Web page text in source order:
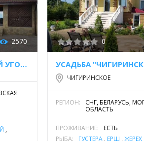
2570
АГРОУСАДЬБА "МЕДВЕЖИЙ УГОЛ"
,
0
ЧИГИРИНСКОЕ
РЕГИОН:
СНГ, БЕЛАРУСЬ,
ОБЛАСТЬ
ПРОЖИВАНИЕ:
ЕСТЬ
РЫБА:
ГУСТЕРА, ЁРШ ,ЖЕРЕХ